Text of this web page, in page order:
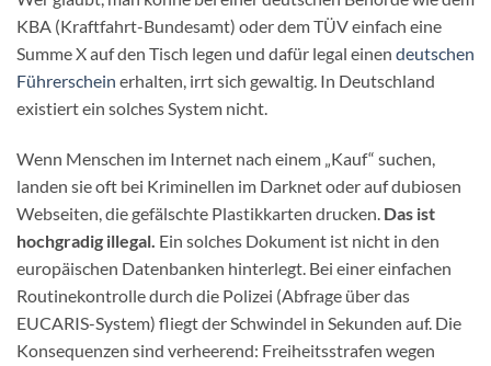
KBA (Kraftfahrt-Bundesamt) oder dem TÜV einfach eine
Summe X auf den Tisch legen und dafür legal einen deutschen
Führerschein erhalten, irrt sich gewaltig. In Deutschland
existiert ein solches System nicht.
Wenn Menschen im Internet nach einem „Kauf“ suchen,
landen sie oft bei Kriminellen im Darknet oder auf dubiosen
Webseiten, die gefälschte Plastikkarten drucken. Das ist
hochgradig illegal. Ein solches Dokument ist nicht in den
europäischen Datenbanken hinterlegt. Bei einer einfachen
Routinekontrolle durch die Polizei (Abfrage über das
EUCARIS-System) fliegt der Schwindel in Sekunden auf. Die
Konsequenzen sind verheerend: Freiheitsstrafen wegen